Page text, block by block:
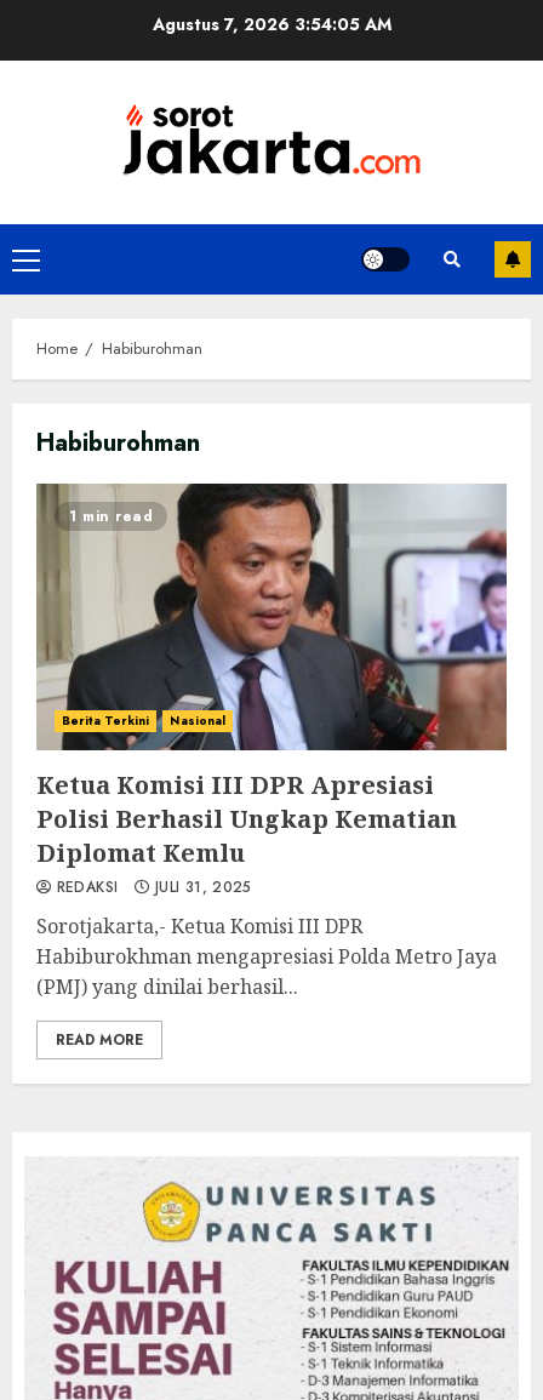
Agustus 7, 2026 3:54:05 AM
Primary
Menu
Home Habiburohman
Habiburohman
1 min read
Berita Terkini Nasional
Ketua Komisi III DPR Apresiasi
Polisi Berhasil Ungkap Kematian
Diplomat Kemlu
REDAKSI JULI 31, 2025
Sorotjakarta,- Ketua Komisi III DPR
Habiburokhman mengapresiasi Polda Metro Jaya
(PMJ) yang dinilai berhasil...
READ MORE